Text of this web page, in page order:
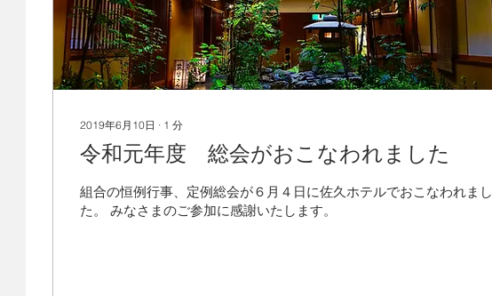
2019年6月10日 ∙ 1 分
令和元年度 総会がおこなわれました
組合の恒例行事、定例総会が６月４日に佐久ホテルでおこなわれまし
た。 みなさまのご参加に感謝いたします。